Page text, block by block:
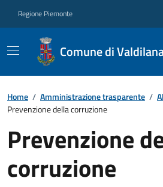
Regione Piemonte
Comune di
Home / Amministrazione trasparente /
Prevenzione della corruzione
Prevenzione
corruzione